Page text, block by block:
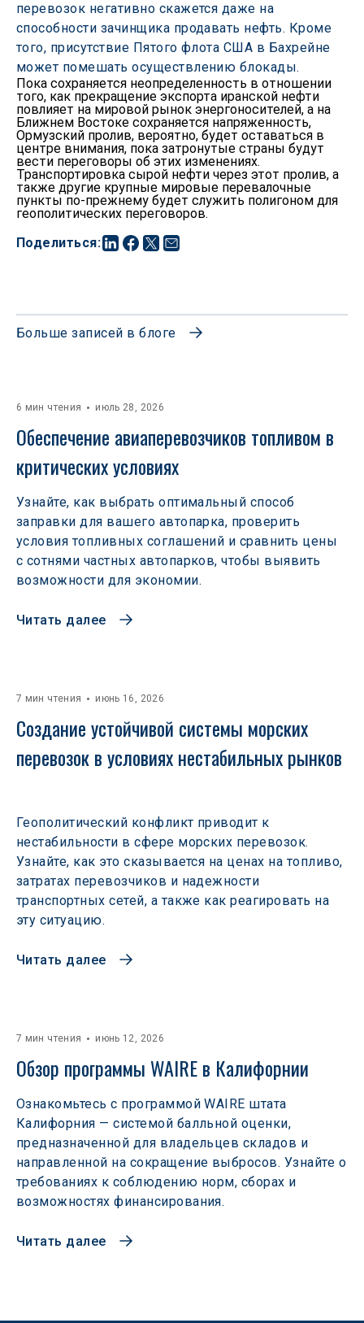
Поделиться:
перевозок негативно скажется даже на
способности зачинщика продавать нефть. Кроме
того, присутствие Пятого флота США в Бахрейне
может помешать осуществлению блокады.
Пока сохраняется неопределенность в отношении
того, как прекращение экспорта иранской нефти
повлияет на мировой рынок энергоносителей, а на
Ближнем Востоке сохраняется напряженность,
Ормузский пролив, вероятно, будет оставаться в
центре внимания, пока затронутые страны будут
вести переговоры об этих изменениях.
Транспортировка сырой нефти через этот пролив, а
также другие крупные мировые перевалочные
пункты по-прежнему будет служить полигоном для
геополитических переговоров.
Больше записей в блоге
6 мин чтения июль 28, 2026
Обеспечение авиаперевозчиков топливом в
критических условиях
Узнайте, как выбрать оптимальный способ
заправки для вашего автопарка, проверить
условия топливных соглашений и сравнить цены
с сотнями частных автопарков, чтобы выявить
возможности для экономии.
Читать далее
7 мин чтения июнь 16, 2026
Создание устойчивой системы морских
перевозок в условиях нестабильных рынков
Геополитический конфликт приводит к
нестабильности в сфере морских перевозок.
Узнайте, как это сказывается на ценах на топливо,
затратах перевозчиков и надежности
транспортных сетей, а также как реагировать на
эту ситуацию.
Читать далее
7 мин чтения июнь 12, 2026
Обзор программы WAIRE в Калифорнии
Ознакомьтесь с программой WAIRE штата
Калифорния — системой балльной оценки,
предназначенной для владельцев складов и
направленной на сокращение выбросов. Узнайте о
требованиях к соблюдению норм, сборах и
возможностях финансирования.
Читать далее